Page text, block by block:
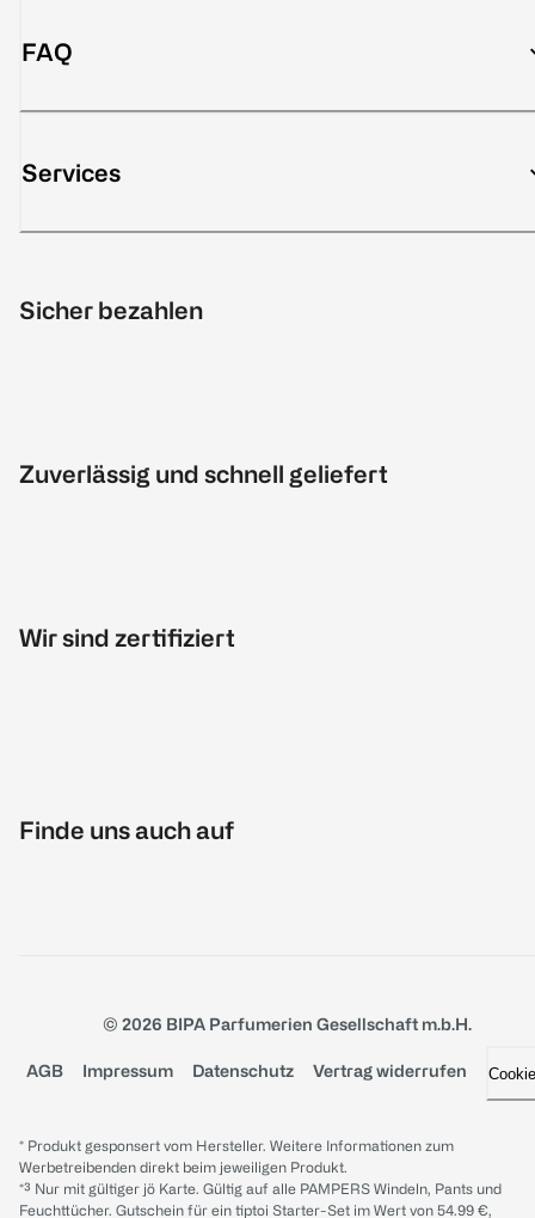
FAQ
Services
Sicher bezahlen
Zuverlässig und schnell geliefert
Wir sind zertifiziert
Finde uns auch auf
© 2026 BIPA Parfumerien Gesellschaft m.b.H.
AGB Impressum Datenschutz Vertrag widerrufen
* Produkt gesponsert vom Hersteller. Weitere Informationen zum
Werbetreibenden direkt beim jeweiligen Produkt.
*³ Nur mit gültiger jö Karte. Gültig auf alle PAMPERS Windeln, Pants und
Feuchttücher. Gutschein für ein tiptoi Starter-Set im Wert von 54.99 €,